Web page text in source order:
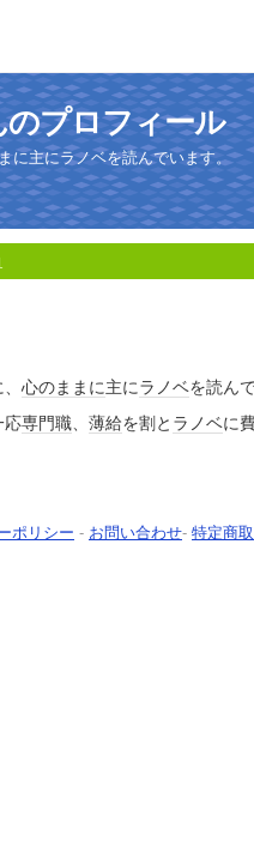
のプロフィール
に主にラノベを読んでいます。
心のままに主にラノベを読ん
応専門職、 薄給を割と ラノベに
ポリシー - お問い合わせ- 特定商